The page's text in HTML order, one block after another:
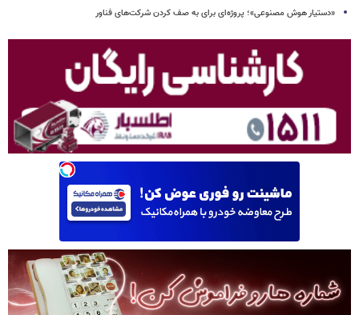
«دستیار هوش مصنوعی»؛ پروژه‌ای برای به صف کردن شرکت‌های فناور